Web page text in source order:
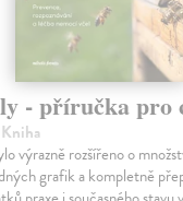
- příručka pro
výrazně rozšířeno o
grafik a kompletně